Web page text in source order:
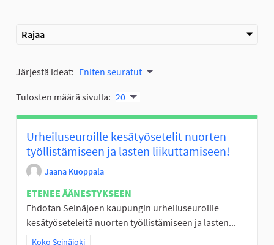
Rajaa
Järjestä ideat: Eniten seuratut
Tulosten määrä sivulla: 20
Urheiluseuroille kesätyösetelit nuorten
työllistämiseen ja lasten liikuttamiseen!
Jaana Kuoppala
ETENEE ÄÄNESTYKSEEN
Ehdotan Seinäjoen kaupungin urheiluseuroille
kesätyöseteleitä nuorten työllistämiseen ja lasten...
Rajaa tulokset teeman mukaan: Koko Seinäjoki
Koko Seinäjoki